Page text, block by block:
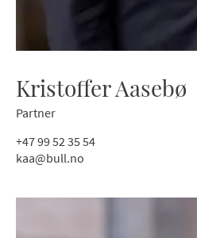
Kristoffer Aasebø
Partner
+47 99 52 35 54
kaa@bull.no